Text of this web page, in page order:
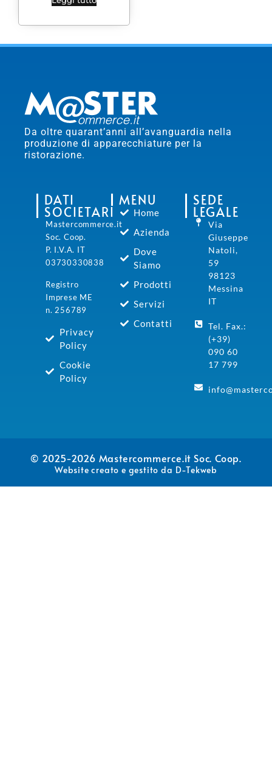
Da oltre quarant’anni all’avanguardia nella
produzione di apparecchiature per la
ristorazione.
DATI
SOCIETARI
Mastercommerce.it
Soc. Coop.
P. I.V.A. IT
03730330838
Registro
Imprese ME
n. 256789
Privacy
Policy
Cookie
Policy
MENU
Home
Azienda
Dove
Siamo
Prodotti
Servizi
Contatti
SEDE
LEGALE
Via
Giuseppe
Natoli,
59
98123
Messina
IT
Tel. Fax.:
(+39)
090 60
17 799
© 2025-2026 Mastercommerce.it Soc. Coop.
Website creato e gestito da D-Tekweb